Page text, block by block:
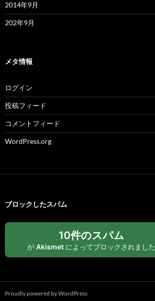
2014年9月
202年9月
メタ情報
ログイン
投稿フィード
コメントフィード
WordPress.org
ブロックしたスパム
10件のスパム
が Akismet によってブロックされました
Proudly powered by WordPress